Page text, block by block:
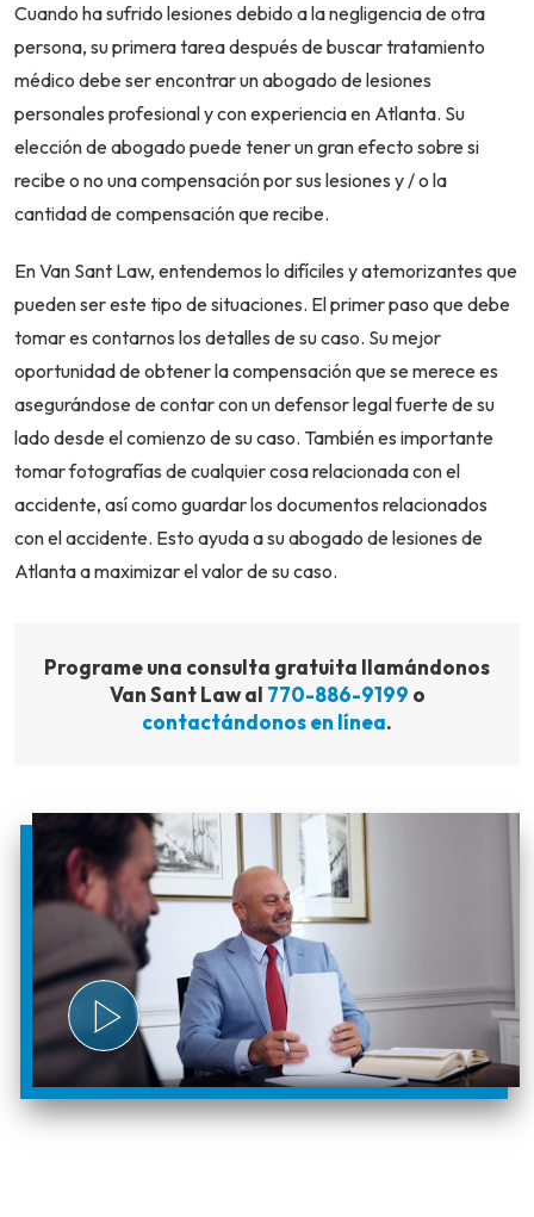
Cuando ha sufrido lesiones debido a la negligencia de otra
persona, su primera tarea después de buscar tratamiento
médico debe ser encontrar un abogado de lesiones
personales profesional y con experiencia en Atlanta. Su
elección de abogado puede tener un gran efecto sobre si
recibe o no una compensación por sus lesiones y / o la
cantidad de compensación que recibe.
En Van Sant Law, entendemos lo difíciles y atemorizantes que
pueden ser este tipo de situaciones. El primer paso que debe
tomar es contarnos los detalles de su caso. Su mejor
oportunidad de obtener la compensación que se merece es
asegurándose de contar con un defensor legal fuerte de su
lado desde el comienzo de su caso. También es importante
tomar fotografías de cualquier cosa relacionada con el
accidente, así como guardar los documentos relacionados
con el accidente. Esto ayuda a su abogado de lesiones de
Atlanta a maximizar el valor de su caso.
Programe una consulta gratuita llamándonos
Van Sant Law al 770-886-9199 o
contactándonos en línea.